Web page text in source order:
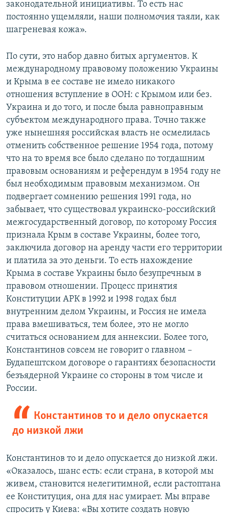
законодательной инициативы. То есть нас
постоянно ущемляли, наши полномочия таяли, как
шагреневая кожа».
По сути, это набор давно битых аргументов. К
международному правовому положению Украины
и Крыма в ее составе не имело никакого
отношения вступление в ООН: с Крымом или без.
Украина и до того, и после была равноправным
субъектом международного права. Точно также
уже нынешняя российская власть не осмелилась
отменить собственное решение 1954 года, потому
что на то время все было сделано по тогдашним
правовым основаниям и референдум в 1954 году не
был необходимым правовым механизмом. Он
подвергает сомнению решения 1991 года, но
забывает, что существовал украинско-российский
межгосударственный договор, по которому Россия
признала Крым в составе Украины, более того,
заключила договор на аренду части его территории
и платила за это деньги. То есть нахождение
Крыма в составе Украины было безупречным в
правовом отношении. Процесс принятия
Конституции АРК в 1992 и 1998 годах был
внутренним делом Украины, и Россия не имела
права вмешиваться, тем более, это не могло
считаться основанием для аннексии. Более того,
Константинов совсем не говорит о главном –
Будапештском договоре о гарантиях безопасности
безъядерной Украине со стороны в том числе и
России.
Константинов то и дело опускается
до низкой лжи
Константинов то и дело опускается до низкой лжи.
«Оказалось, шанс есть: если страна, в которой мы
живем, становится нелегитимной, если растоптана
ее Конституция, она для нас умирает. Мы вправе
спросить у Киева: «Вы хотите создать новую